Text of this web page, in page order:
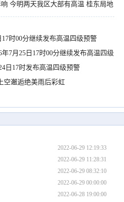
响 今明两天我区大部有高温 桂东局地
17时00分继续发布高温四级预警
年7月25日17时00分继续发布高温四级
日17时发布高温四级预警
空邂逅绝美雨后彩虹
2022-06-29 12:19:33
2022-06-29 11:28:31
2022-06-29 08:32:10
2022-06-29 00:00:00
2022-06-28 19:00:00